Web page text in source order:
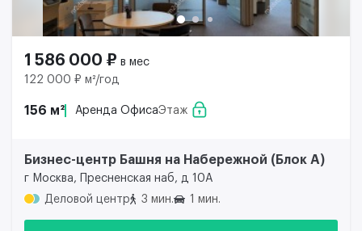
1 586 000 ₽ в мес
122 000 ₽ м²/год
156 м² Аренда ОфисаЭтаж
Бизнес-центр Башня на Набережной (Блок А)
г Москва, Пресненская наб, д 10А
Деловой центр
3 мин. 1 мин.